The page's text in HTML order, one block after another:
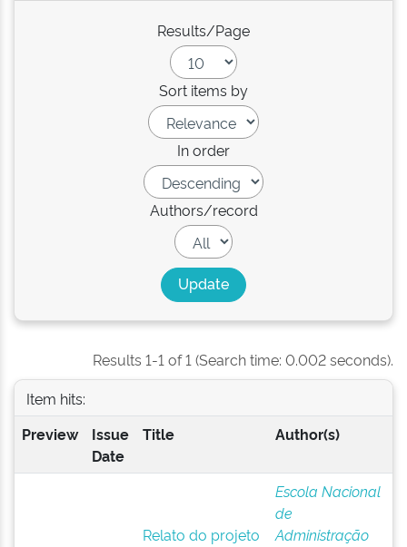
Results/Page
Sort items by
In order
Authors/record
Results 1-1 of 1 (Search time: 0.002 seconds).
Item hits:
Preview
Issue
Date
Title Author(s)
Relato do projeto
Escola Nacional
de
Administração